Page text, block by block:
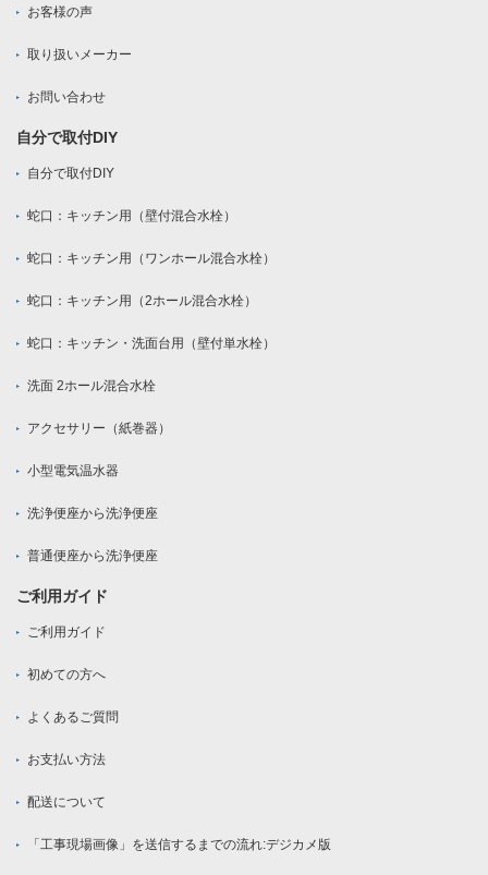
お客様の声
取り扱いメーカー
お問い合わせ
自分で取付DIY
自分で取付DIY
蛇口：キッチン用（壁付混合水栓）
蛇口：キッチン用（ワンホール混合水栓）
蛇口：キッチン用（2ホール混合水栓）
蛇口：キッチン・洗面台用（壁付単水栓）
洗面 2ホール混合水栓
アクセサリー（紙巻器）
小型電気温水器
洗浄便座から洗浄便座
普通便座から洗浄便座
ご利用ガイド
ご利用ガイド
初めての方へ
よくあるご質問
お支払い方法
配送について
「工事現場画像」を送信するまでの流れ:デジカメ版